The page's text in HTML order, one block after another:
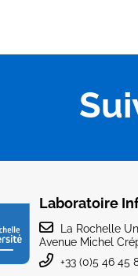
Laboratoire
La Rochelle
Avenue Michel
+33 (0)5 46 45